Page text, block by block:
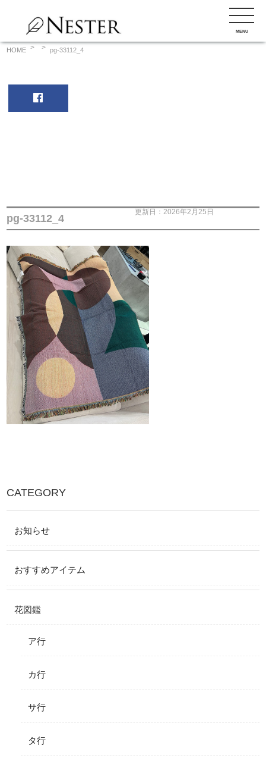
ン
MENU
HOME pg-33112_4
更新日：2026年2月25日
pg-33112_4
CATEGORY
お知らせ
おすすめアイテム
花図鑑
ア行
カ行
サ行
タ行